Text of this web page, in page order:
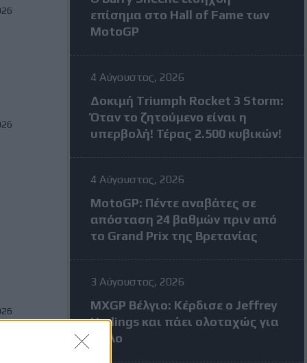
επίσημα στο Hall of Fame των
MotoGP
4 Αύγουστος, 2026
Δοκιμή Triumph Rocket 3 Storm:
Όταν το ζητούμενο είναι η
υπερβολή! Τέρας 2.500 κυβικών!
4 Αύγουστος, 2026
MotoGP: Πέντε αναβάτες σε
απόσταση 24 βαθμών πριν από
το Grand Prix της Βρετανίας
3 Αύγουστος, 2026
MXGP Βέλγιο: Κέρδισε ο Jeffrey
Herlings και πάει ολοταχώς για
τίτλο